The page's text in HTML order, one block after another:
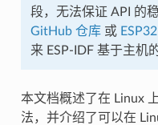
段，无法保证 API 的
GitHub 仓库或
来 ESP-IDF 基于主机
本文档概述了在 Linux
法，并介绍了可以在